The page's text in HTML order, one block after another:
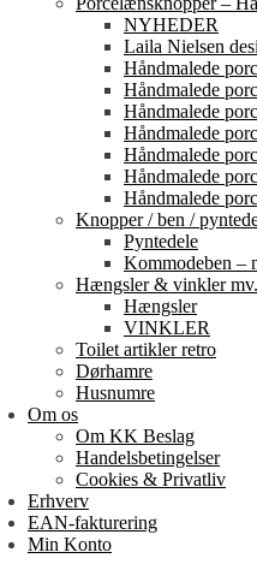
NYHEDER
Laila Nielsen
Håndmalede
Håndmalede
Håndmalede
Håndmalede
Håndmalede
Håndmalede
Håndmalede
Knopper / ben /
Pyntedele
Kommodeben –
Hængsler & vinkler mv.
Hængsler
VINKLER
Toilet artikler retro
Dørhamre
Husnumre
Om os
Om KK Beslag
Handelsbetingelser
Cookies & Privatliv
Erhverv
EAN-fakturering
Min Konto